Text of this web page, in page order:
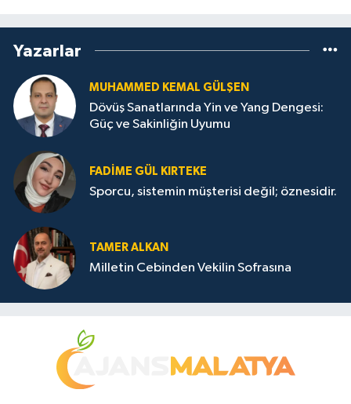
Yazarlar
MUHAMMED KEMAL GÜLŞEN
Dövüş Sanatlarında Yin ve Yang Dengesi:
Güç ve Sakinliğin Uyumu
FADIME GÜL KIRTEKE
Sporcu, sistemin müşterisi değil; öznesidir.
TAMER ALKAN
Milletin Cebinden Vekilin Sofrasına